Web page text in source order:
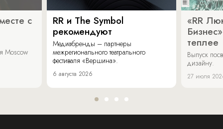
с
Moscow
RR и The Symbol
рекомендуют
Медиабренды – партнеры
межрегионального театрального
фестиваля «Вершина».
6 августа 2026
«RR
теплее
Выпуск
дизайну.
27 июля